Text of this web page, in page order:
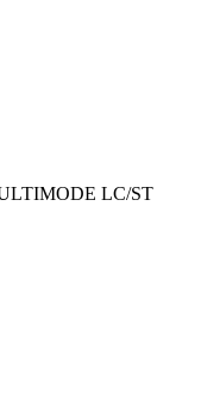
LC/ST